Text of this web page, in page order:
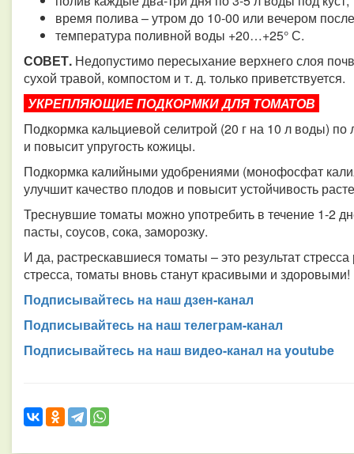
время полива – утром до 10-00 или вечером
температура поливной воды +20…+25° С.
СОВЕТ. Недопустимо пересыхание верхнего слоя
сухой травой, компостом и т. д. только приветствуется.
УКРЕПЛЯЮЩИЕ ПОДКОРМКИ ДЛЯ ТОМАТОВ
Подкормка кальциевой селитрой (20 г на 10 л воды) по
и повысит упругость кожицы.
Подкормка калийными удобрениями (монофосфат
улучшит качество плодов и повысит устойчивость
Треснувшие томаты можно употребить в течение 1-2
пасты, соусов, сока, заморозку.
И да, растрескавшиеся томаты – это результат
стресса, томаты вновь станут красивыми и здоровыми!
Подписывайтесь на наш дзен-канал
Подписывайтесь на наш телеграм-канал
Подписывайтесь на наш видео-канал на youtube